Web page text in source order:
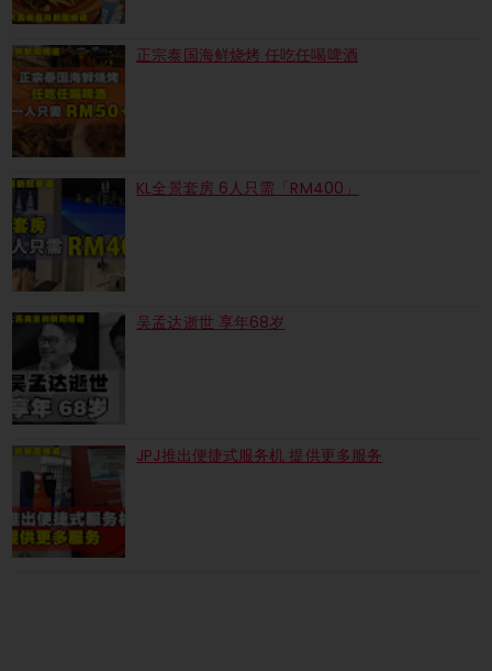
正宗泰国海鲜烧烤 任吃任喝啤酒
KL全景套房 6人只需「RM400」
吴孟达逝世 享年68岁
JPJ推出便捷式服务机 提供更多服务